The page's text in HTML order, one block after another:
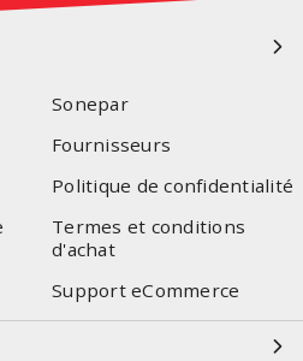
Sonepar
Fournisseurs
Politique de confidentialité
Termes et conditions
d'achat
Support eCommerce